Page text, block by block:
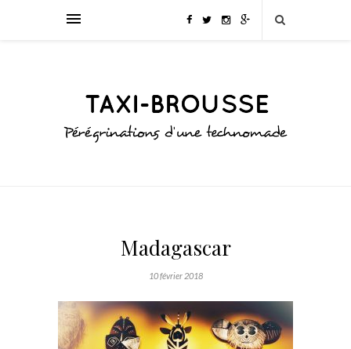
Madagascar
10 février 2018